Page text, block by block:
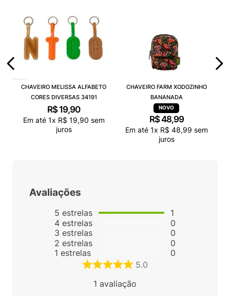
CHAVEIRO MELISSA ALFABETO
CORES DIVERSAS 34191
R$ 19,90
Em até 1x R$ 19,90 sem
juros
CHAVEIRO FARM XODOZINHO
BANANADA
R$48,99
Em até 1x R$ 48,99 sem
juros
Avaliações
5 estrelas
4 estrelas
3 estrelas
2 estrelas
1 estrelas
1
0
0
0
0
5.0
1 avaliação